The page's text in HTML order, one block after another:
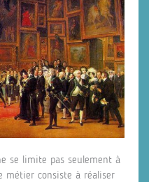
se limite pas seulement à
métier consiste à réaliser